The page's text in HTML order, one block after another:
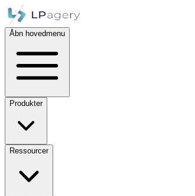
Åbn hovedmenu
Produkter
Ressourcer